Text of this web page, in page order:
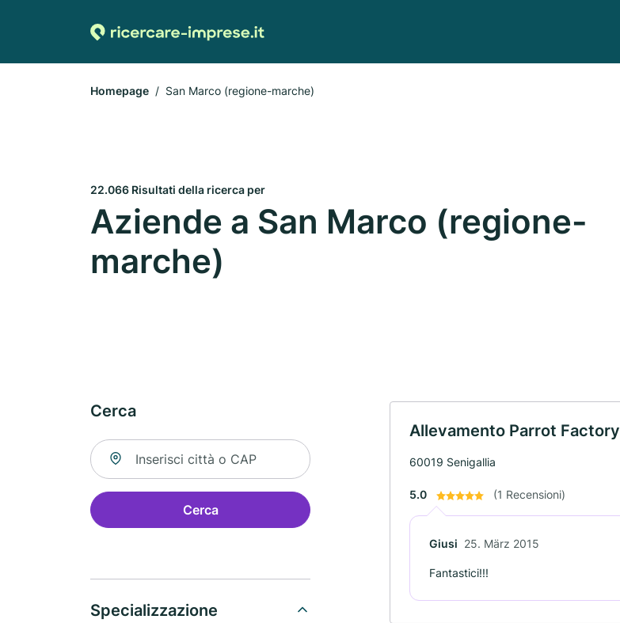
Homepage San Marco (regione-marche)
22.066 Risultati della ricerca per
Aziende a San Marco (regione-
marche)
Cerca
Cerca una località
Cerca
Specializzazione
Allevamento Parrot Factory
60019 Senigallia
5.0 (1 Recensioni)
Giusi 25. März 2015
Fantastici!!!